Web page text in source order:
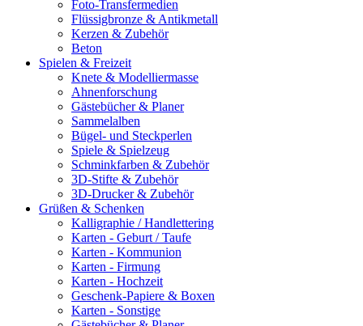
Foto-Transfermedien
Flüssigbronze & Antikmetall
Kerzen & Zubehör
Beton
Spielen & Freizeit
Knete & Modelliermasse
Ahnenforschung
Gästebücher & Planer
Sammelalben
Bügel- und Steckperlen
Spiele & Spielzeug
Schminkfarben & Zubehör
3D-Stifte & Zubehör
3D-Drucker & Zubehör
Grüßen & Schenken
Kalligraphie / Handlettering
Karten - Geburt / Taufe
Karten - Kommunion
Karten - Firmung
Karten - Hochzeit
Geschenk-Papiere & Boxen
Karten - Sonstige